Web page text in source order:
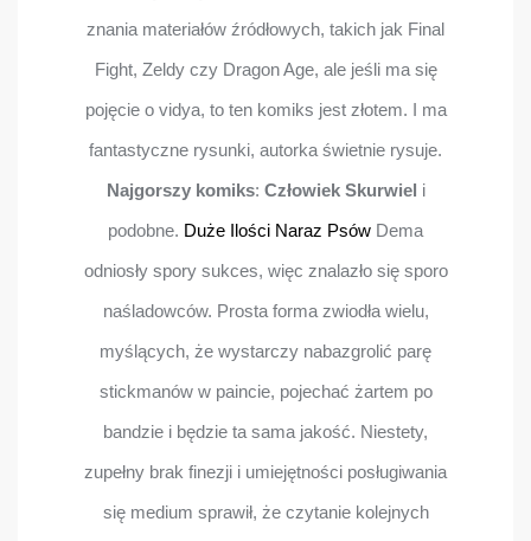
znania materiałów źródłowych, takich jak Final
Fight, Zeldy czy Dragon Age, ale jeśli ma się
pojęcie o vidya, to ten komiks jest złotem. I ma
fantastyczne rysunki, autorka świetnie rysuje.
Najgorszy komiks: Człowiek Skurwiel i
podobne. Duże Ilości Naraz Psów Dema
odniosły spory sukces, więc znalazło się sporo
naśladowców. Prosta forma zwiodła wielu,
myślących, że wystarczy nabazgrolić parę
stickmanów w paincie, pojechać żartem po
bandzie i będzie ta sama jakość. Niestety,
zupełny brak finezji i umiejętności posługiwania
się medium sprawił, że czytanie kolejnych